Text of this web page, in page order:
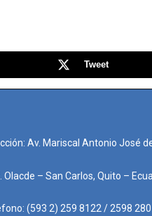
Tweet
Av. Mariscal Antonio José
Olacde – San Carlos, Quito –
(593 2) 259 8122 / 2598 280